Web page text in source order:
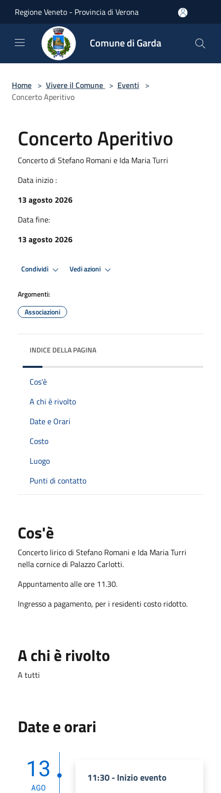
Regione Veneto - Provincia di Verona
Comune di Garda
Home > Vivere il Comune > Eventi >
Concerto Aperitivo
Concerto Aperitivo
Concerto di Stefano Romani e Ida Maria Turri
Data inizio :
13 agosto 2026
Data fine:
13 agosto 2026
Condividi Vedi azioni
Argomenti:
Associazioni
INDICE DELLA PAGINA
Cos'è
A chi è rivolto
Date e Orari
Costo
Luogo
Punti di contatto
Cos'è
Concerto lirico di Stefano Romani e Ida Maria Turri
nella cornice di Palazzo Carlotti.
Appuntamento alle ore 11.30.
Ingresso a pagamento, per i residenti costo ridotto.
A chi è rivolto
A tutti
Date e orari
13
AGO
11:30 - Inizio evento